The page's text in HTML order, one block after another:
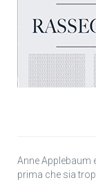
Anne Applebaum
prima che sia